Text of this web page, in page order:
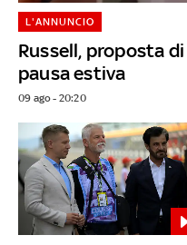
Russell, proposta
pausa estiva
L'ANNUNCIO
09 ago - 20:20